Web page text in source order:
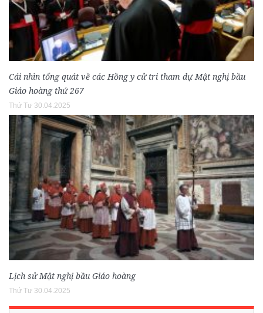
Cái nhìn tổng quát về các Hồng y cử tri tham dự Mật nghị bầu
Giáo hoàng thứ 267
Thứ Tư 30.04.2025
Lịch sử Mật nghị bầu Giáo hoàng
Thứ Tư 30.04.2025